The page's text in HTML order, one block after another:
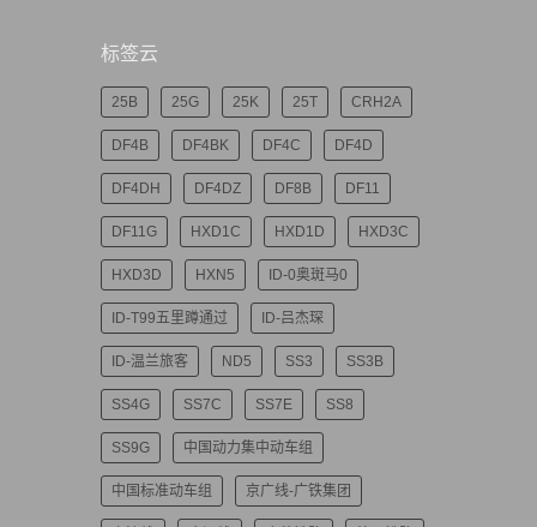
标签云
25B 25G 25K 25T CRH2A
DF4B DF4BK DF4C DF4D
DF4DH DF4DZ DF8B DF11
DF11G HXD1C HXD1D HXD3C
HXD3D HXN5 ID-0奥斑马0
ID-T99五里蹲通过 ID-吕杰琛
ID-温兰旅客 ND5 SS3 SS3B
SS4G SS7C SS7E SS8
SS9G 中国动力集中动车组
中国标准动车组 京广线-广铁集团